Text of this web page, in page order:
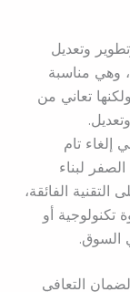
وتعديل
وهي مناسبة
تعاني من
إلغاء تام
لبناء
الفائقة،
أو
السوق.
التعافي